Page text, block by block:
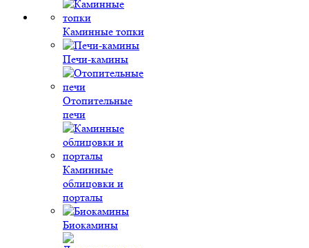
Каминные топки
Печи-камины
Отопительные
печи
Каминные
облицовки и
порталы
Биокамины